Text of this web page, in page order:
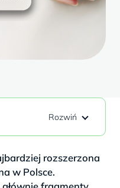
rozszerzona
w Polsce.